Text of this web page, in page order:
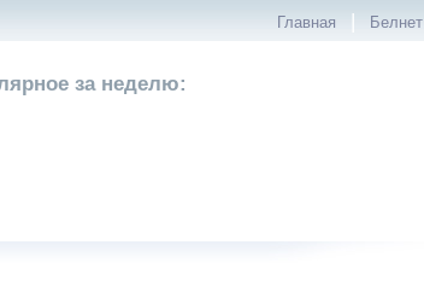
Главная | Белнет
за неделю: